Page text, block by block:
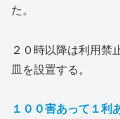
た。
２０時以降は利用禁
皿を設置する。
１００害あって１利